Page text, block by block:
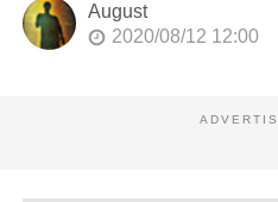
August
2020/08/12 12:00